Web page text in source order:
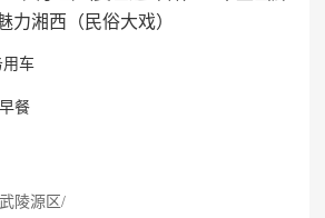
力湘西（民俗大戏）
用车
餐
陵源区/